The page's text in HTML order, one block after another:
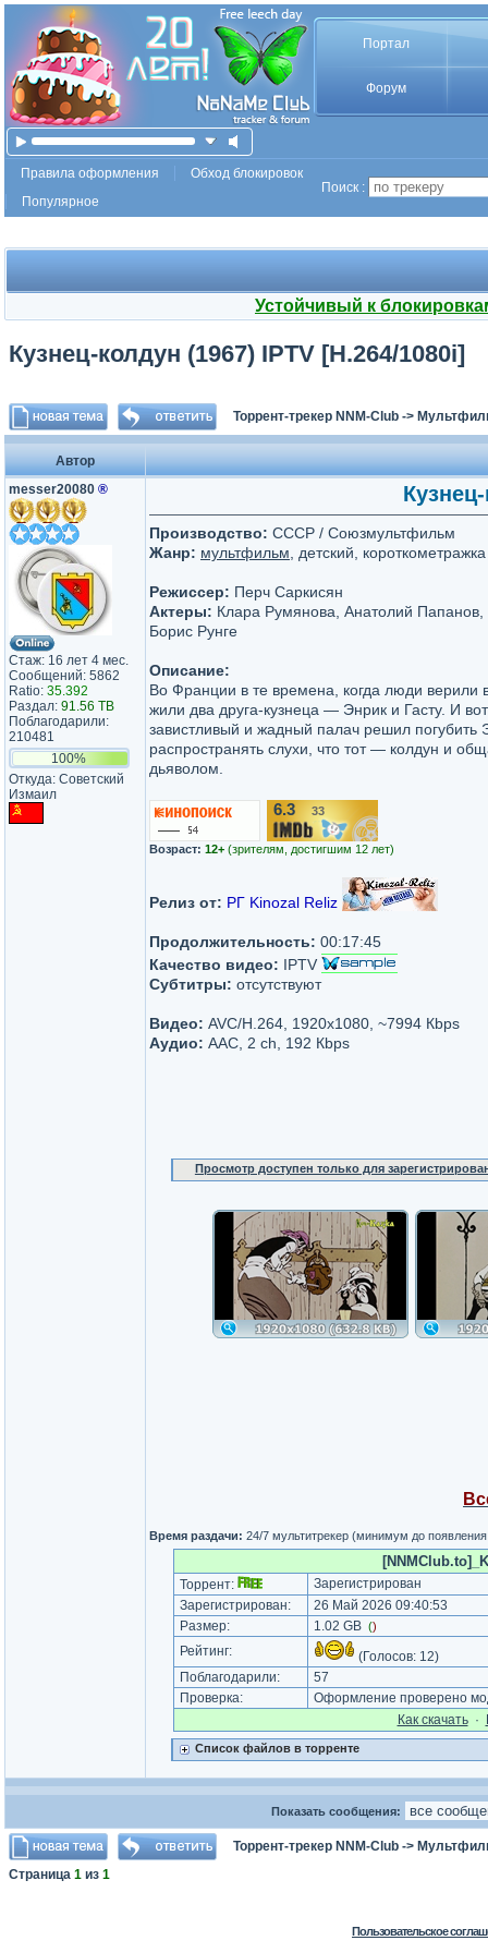
Портал
Форум
Правила оформления
Обход блокировок
Популярное
Поиск :
Устойчивый к
Кузнец-колдун (1967) IPTV [H.264/1080i]
Торрент-трекер NNM-Club ->
Автор
messer20080 ®
Стаж: 16 лет 4 мес.
Сообщений: 5862
Ratio: 35.392
Раздал: 91.56 TB
Поблагодарили:
210481
100%
Откуда: Советский
Измаил
Производство: СССР / Союзмультфильм
Жанр: мультфильм , детский, короткометражка
Режиссер: Перч Саркисян
Актеры: Клара Румянова, Анатолий Папанов,
Борис Рунге
Описание:
Во Франции в те времена, когда люди верили
жили два друга-кузнеца — Энрик и Гасту. И
завистливый и жадный палач решил погубить
распространять слухи, что тот — колдун и
дьяволом.
6.3 33
Возраст: 12+ (зрителям, достигшим 12 лет)
Релиз от: РГ Kinozal Reliz
Продолжительность: 00:17:45
Качество видео: IPTV
Субтитры: отсутствуют
Видео: AVC/H.264, 1920x1080, ~7994 Кbps
Аудио: AAC, 2 ch, 192 Кbps
Просмотр доступен только для
Время раздачи: 24/7 мультитрекер (минимум до
Торрент:
Зарегистрирован
Зарегистрирован:
26 Май 2026 09:40:53
Размер:
1.02 GB ()
Рейтинг: (Голосов: 12)
Поблагодарили:
57
Проверка:
Оформление проверено
Как cкачать·
Список файлов в торренте
Показать сообщения:
Торрент-трекер NNM-Club ->
Страница 1 из 1
Пользовательское